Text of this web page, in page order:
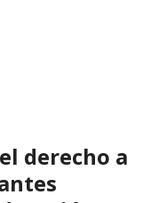
derecho a